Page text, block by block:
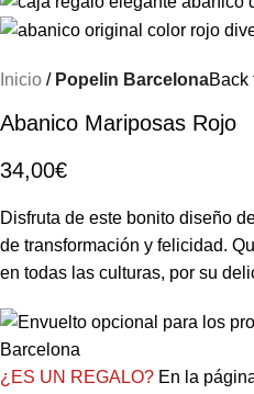
Inicio Popelin BarcelonaBack
Abanico Mariposas Rojo
34,00€
Disfruta de este bonito diseño
de transformación y felicidad.
en todas las culturas, por su
¿ES UN REGALO? En la